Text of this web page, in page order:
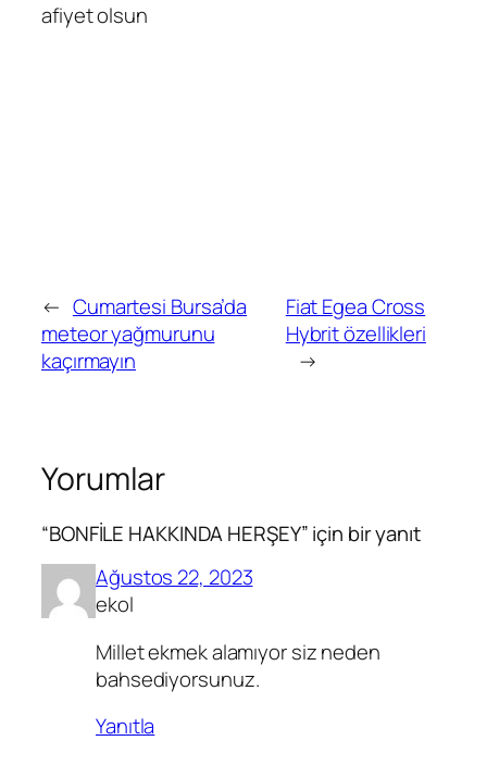
afiyet olsun
← Cumartesi Bursa’da
meteor yağmurunu
kaçırmayın
Fiat Egea Cross
Hybrit özellikleri
→
Yorumlar
“BONFİLE HAKKINDA HERŞEY” için bir yanıt
Ağustos 22, 2023
ekol
Millet ekmek alamıyor siz neden
bahsediyorsunuz.
Yanıtla